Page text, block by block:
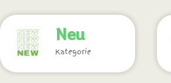
Neu
Kategorie